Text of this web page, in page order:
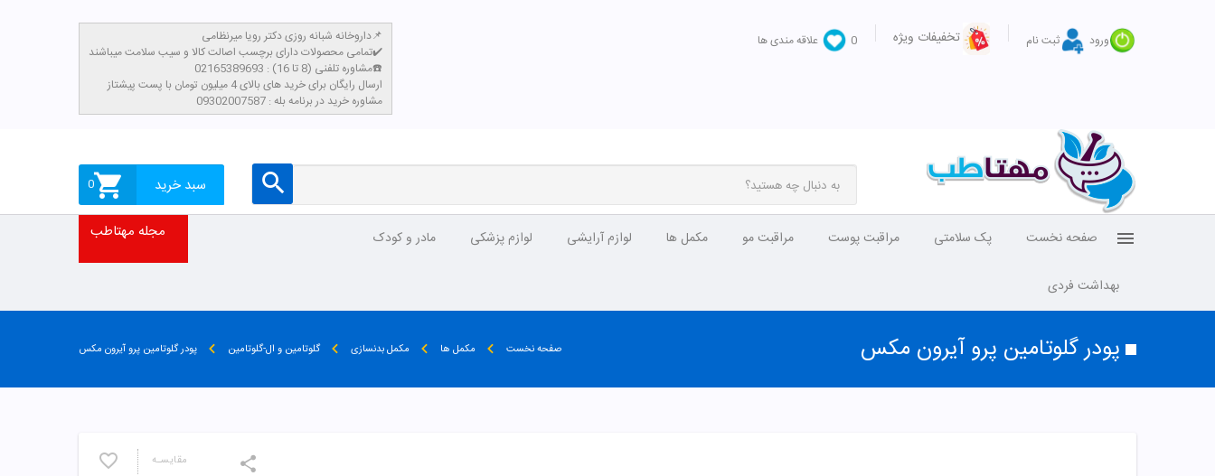
ورود ثبت نام تخفیفات ویژه 0 علاقه مندی ها
داروخانه شبانه روزی دکتر رویا میرنظامی📌
تمامی محصولات دارای برچسب اصالت کالا و سیب سلامت میباشند✔️
مشاوره تلفنی (8 تا 16) : 02165389693☎️
​ارسال رایگان برای خرید های بالای 4 میلیون تومان با پست پیشتاز
مشاوره خرید در برنامه بله : 09302007587
سبد خرید 0
صفحه نخست پک سلامتی مراقبت پوست مراقبت مو مکمل ها لوازم آرایشی لوازم پزشکی مادر و کودک
بهداشت فردی
مجله مهتاطب
پودر گلوتامین پرو آیرون مکس صفحه نخست مکمل ها مکمل بدنسازی گلوتامین و ال-گلوتامین پودر گلوتامین پرو آیرون مکس
مقایسـه